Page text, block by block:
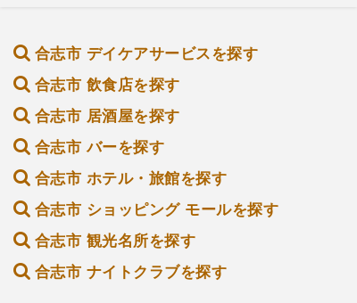
合志市 デイケアサービスを探す
合志市 飲食店を探す
合志市 居酒屋を探す
合志市 バーを探す
合志市 ホテル・旅館を探す
合志市 ショッピング モールを探す
合志市 観光名所を探す
合志市 ナイトクラブを探す